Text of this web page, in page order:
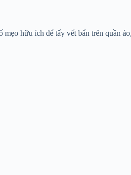
hữu ích để tẩy vết bẩn trên quần